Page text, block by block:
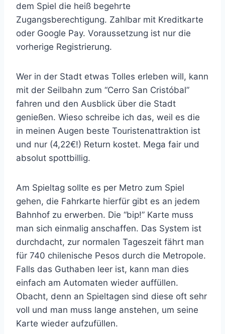
dem Spiel die heiß begehrte
Zugangsberechtigung. Zahlbar mit Kreditkarte
oder Google Pay. Voraussetzung ist nur die
vorherige Registrierung.
Wer in der Stadt etwas Tolles erleben will, kann
mit der Seilbahn zum “Cerro San Cristóbal”
fahren und den Ausblick über die Stadt
genießen. Wieso schreibe ich das, weil es die
in meinen Augen beste Touristenattraktion ist
und nur (4,22€!) Return kostet. Mega fair und
absolut spottbillig.
Am Spieltag sollte es per Metro zum Spiel
gehen, die Fahrkarte hierfür gibt es an jedem
Bahnhof zu erwerben. Die “bip!” Karte muss
man sich einmalig anschaffen. Das System ist
durchdacht, zur normalen Tageszeit fährt man
für 740 chilenische Pesos durch die Metropole.
Falls das Guthaben leer ist, kann man dies
einfach am Automaten wieder auffüllen.
Obacht, denn an Spieltagen sind diese oft sehr
voll und man muss lange anstehen, um seine
Karte wieder aufzufüllen.